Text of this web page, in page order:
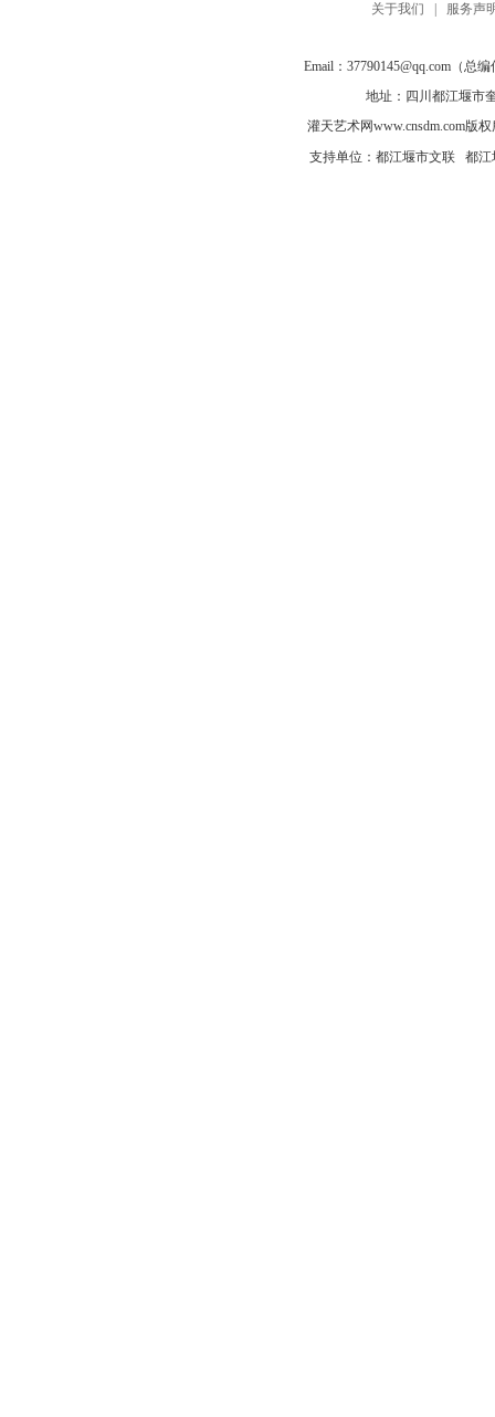
关于我们 服务声
Email： 37790145@qq.com（总编
地址：四川都江堰市
灌天艺术网www.cnsdm.com版权
支持单位：都江堰市文联 都